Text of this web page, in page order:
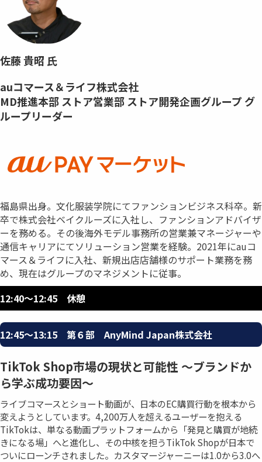
佐藤 貴昭 氏
auコマース＆ライフ株式会社
MD推進本部 ストア営業部 ストア開発企画グループ グ
ループリーダー
福島県出身。文化服装学院にてファンションビジネス科卒。新
卒で株式会社ベイクルーズに入社し、ファンションアドバイザ
ーを務める。その後海外モデル事務所の営業兼マネージャーや
通信キャリアにてソリューション営業を経験。2021年にauコ
マース＆ライフに入社、新規出店店舗様のサポート業務を務
め、現在はグループのマネジメントに従事。
12:40〜12:45 休憩
12:45〜13:15 第６部 AnyMind Japan株式会社
TikTok Shop市場の現状と可能性 〜ブランドか
ら学ぶ成功要因〜
ライブコマースとショート動画が、日本のEC購買行動を根本から
変えようとしています。4,200万人を超えるユーザーを抱える
TikTokは、単なる動画プラットフォームから「発見と購買が地続
きになる場」へと進化し、その中核を担うTikTok Shopが日本で
ついにローンチされました。カスタマージャーニーは1.0から3.0へ